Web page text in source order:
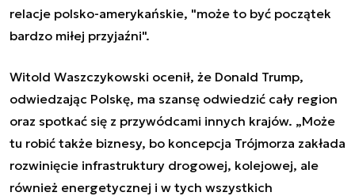
relacje polsko-amerykańskie, "może to być początek
bardzo miłej przyjaźni".
Witold Waszczykowski ocenił, że Donald Trump,
odwiedzając Polskę, ma szansę odwiedzić cały region
oraz spotkać się z przywódcami innych krajów. „Może
tu robić także biznesy, bo koncepcja Trójmorza zakłada
rozwinięcie infrastruktury drogowej, kolejowej, ale
również energetycznej i w tych wszystkich